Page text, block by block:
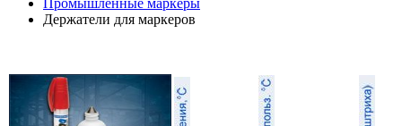
Держатели для маркеров